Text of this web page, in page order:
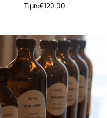
Τιμή:€120.00